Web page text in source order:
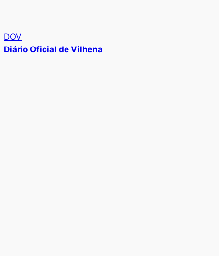
DOV
Diário Oficial de Vilhena